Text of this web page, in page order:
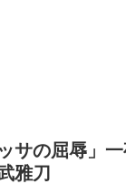
サの屈辱」
雅刀